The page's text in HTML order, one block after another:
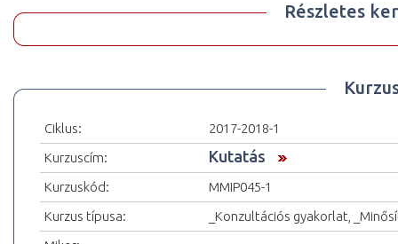
Részletes
Ciklus:
2017-2018-1
Kurzuscím:
Kutatás
Kurzuskód:
MMIP045-1
Kurzus típusa:
_Konzultációs gyakorlat,